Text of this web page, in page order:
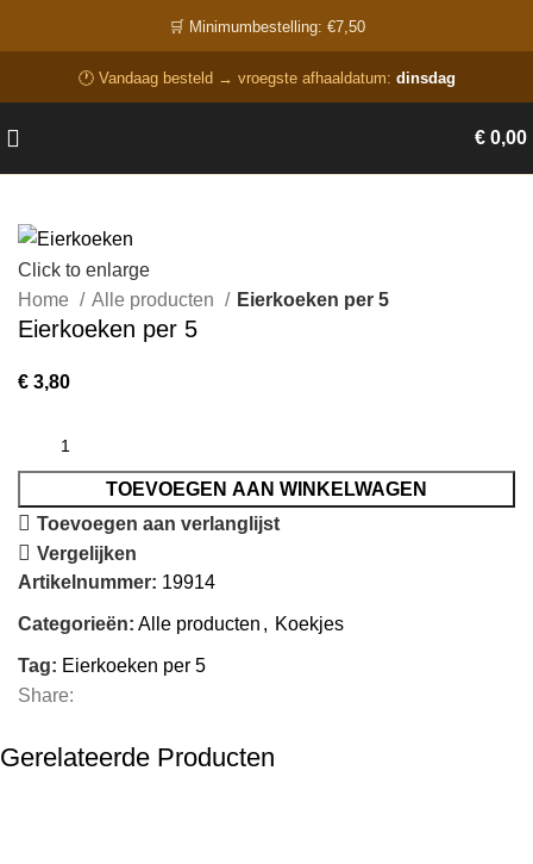
🛒 Minimumbestelling: €7,50
🕐 Vandaag besteld → vroegste afhaaldatum: dinsdag
€ 0,00
Click to enlarge
Home
Alle producten Eierkoeken per 5
Eierkoeken per 5
€ 3,80
TOEVOEGEN AAN WINKELWAGEN
Toevoegen aan verlanglijst
Vergelijken
Artikelnummer: 19914
Categorieën: Alle producten , Koekjes
Tag: Eierkoeken per 5
Share:
Gerelateerde Producten